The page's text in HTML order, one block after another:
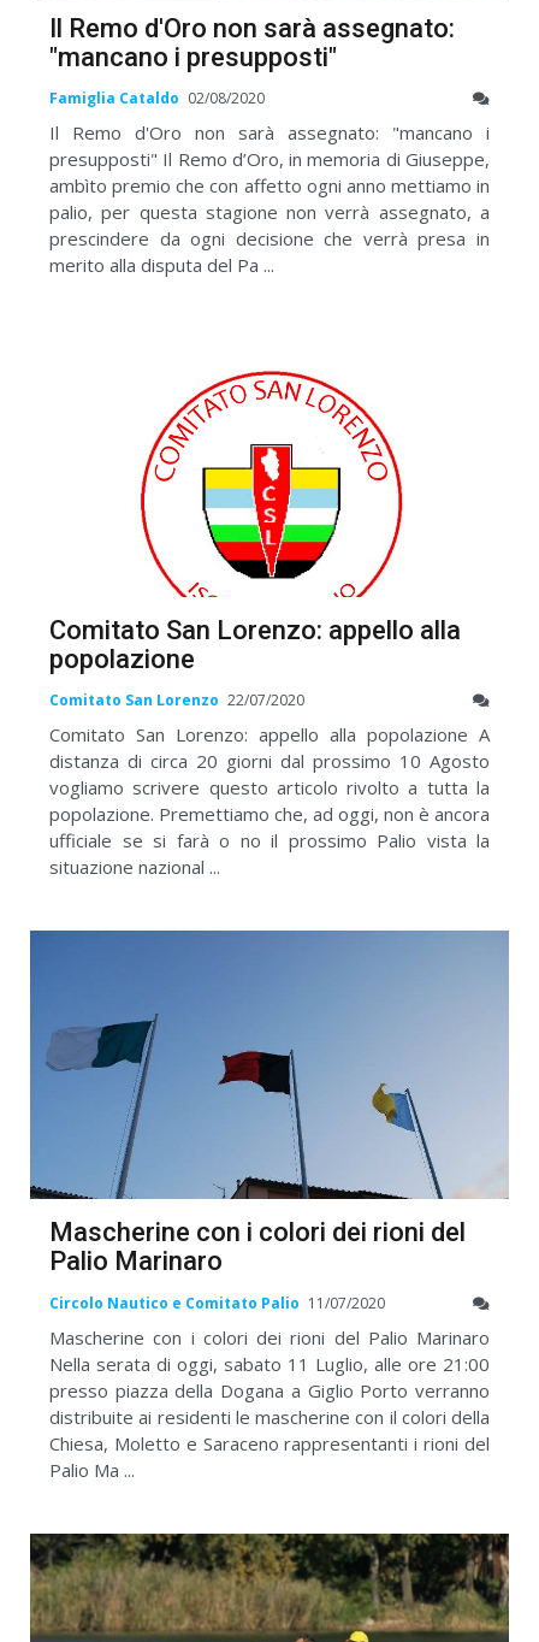
Il Remo d'Oro non sarà assegnato:
"mancano i presupposti"
Famiglia Cataldo 02/08/2020
Il Remo d'Oro non sarà assegnato: "mancano i
presupposti" Il Remo d’Oro, in memoria di Giuseppe,
ambìto premio che con affetto ogni anno mettiamo in
palio, per questa stagione non verrà assegnato, a
prescindere da ogni decisione che verrà presa in
merito alla disputa del Pa ...
Comitato San Lorenzo: appello alla
popolazione
Comitato San Lorenzo 22/07/2020
Comitato San Lorenzo: appello alla popolazione A
distanza di circa 20 giorni dal prossimo 10 Agosto
vogliamo scrivere questo articolo rivolto a tutta la
popolazione. Premettiamo che, ad oggi, non è ancora
ufficiale se si farà o no il prossimo Palio vista la
situazione nazional ...
Mascherine con i colori dei rioni del
Palio Marinaro
Circolo Nautico e Comitato Palio 11/07/2020
Mascherine con i colori dei rioni del Palio Marinaro
Nella serata di oggi, sabato 11 Luglio, alle ore 21:00
presso piazza della Dogana a Giglio Porto verranno
distribuite ai residenti le mascherine con il colori della
Chiesa, Moletto e Saraceno rappresentanti i rioni del
Palio Ma ...